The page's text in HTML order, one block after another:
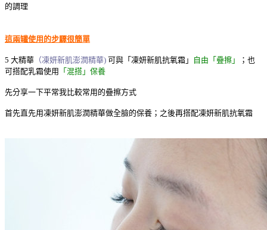
的調理
這兩罐使用的步驟很簡單
5 大精華 （凍妍新肌澎潤精華) 可與「凍妍新肌抗氧霜」 自由「疊擦」 ； 也
可搭配乳霜使用
「混搭」保養
先分享一下平常我比較常用的疊擦方式
首先直先用凍妍新肌澎潤精華做全臉的保養；之後再搭配凍妍新肌抗氧霜